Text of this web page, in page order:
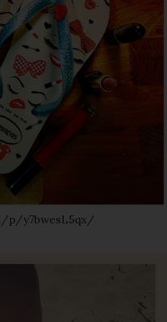
p/y7bwesL5qx/